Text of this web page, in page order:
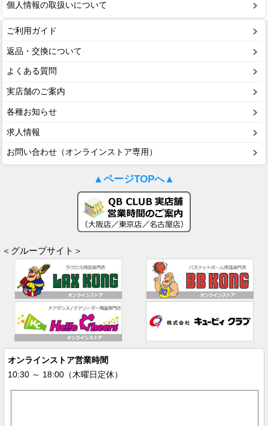
個人情報の取扱いについて
ご利用ガイド
返品・交換について
よくある質問
実店舗のご案内
各種お知らせ
求人情報
お問い合わせ（オンラインストア専用）
▲ページTOPへ▲
＜グループサイト＞
オンラインストア営業時間
10:30 ～ 18:00（木曜日定休）